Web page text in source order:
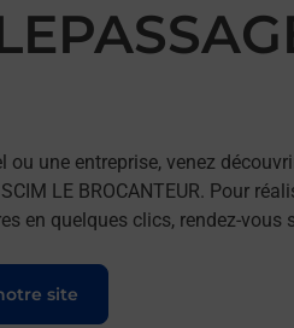
une entreprise, venez
LE BROCANTEUR. Pour
en quelques clics, rendez-vous
site